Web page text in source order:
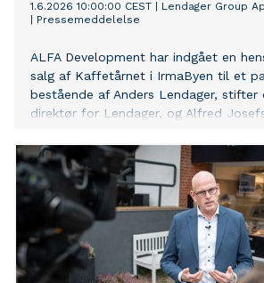
1.6.2026 10:00:00 CEST
Lendager Group
Pressemeddelelse
ALFA Development har indgået en
salg af Kaffetårnet i IrmaByen til et
bestående af Anders Lendager, stifter
direktør for Lendager, og Alfred
Ambitionen er at transformere det
et nyt samlingspunkt for kultur, Irmas
mad og fællesskab i hjertet af